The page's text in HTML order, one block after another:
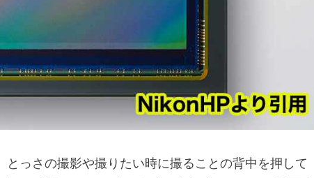
とっさの撮影や撮りたい時に撮ることの背中を押して